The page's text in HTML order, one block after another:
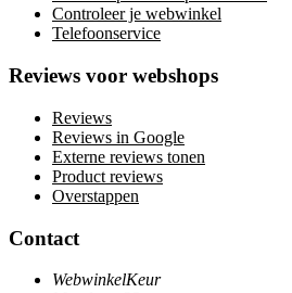
Controleer je webwinkel
Telefoonservice
Reviews voor webshops
Reviews
Reviews in Google
Externe reviews tonen
Product reviews
Overstappen
Contact
WebwinkelKeur